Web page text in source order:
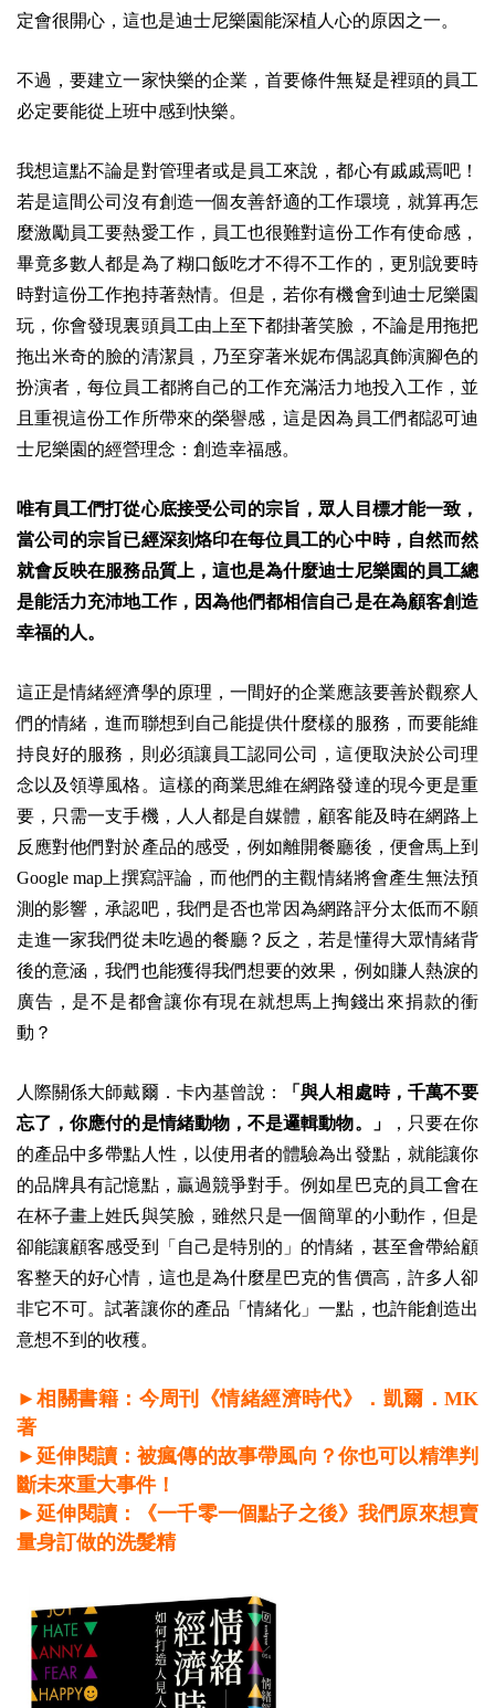
定會很開心，這也是迪士尼樂園能深植人心的原因之一。
不過，要建立一家快樂的企業，首要條件無疑是裡頭的員工
必定要能從上班中感到快樂。
我想這點不論是對管理者或是員工來說，都心有戚戚焉吧！
若是這間公司沒有創造一個友善舒適的工作環境，就算再怎
麼激勵員工要熱愛工作，員工也很難對這份工作有使命感，
畢竟多數人都是為了糊口飯吃才不得不工作的，更別說要時
時對這份工作抱持著熱情。但是，若你有機會到迪士尼樂園
玩，你會發現裏頭員工由上至下都掛著笑臉，不論是用拖把
拖出米奇的臉的清潔員，乃至穿著米妮布偶認真飾演腳色的
扮演者，每位員工都將自己的工作充滿活力地投入工作，並
且重視這份工作所帶來的榮譽感，這是因為員工們都認可迪
士尼樂園的經營理念：創造幸福感。
唯有員工們打從心底接受公司的宗旨，眾人目標才能一致，
當公司的宗旨已經深刻烙印在每位員工的心中時，自然而然
就會反映在服務品質上，這也是為什麼迪士尼樂園的員工總
是能活力充沛地工作，因為他們都相信自己是在為顧客創造
幸福的人。
這正是情緒經濟學的原理，一間好的企業應該要善於觀察人
們的情緒，進而聯想到自己能提供什麼樣的服務，而要能維
持良好的服務，則必須讓員工認同公司，這便取決於公司理
念以及領導風格。這樣的商業思維在網路發達的現今更是重
要，只需一支手機，人人都是自媒體，顧客能及時在網路上
反應對他們對於產品的感受，例如離開餐廳後，便會馬上到
Google map上撰寫評論，而他們的主觀情緒將會產生無法預
測的影響，承認吧，我們是否也常因為網路評分太低而不願
走進一家我們從未吃過的餐廳？反之，若是懂得大眾情緒背
後的意涵，我們也能獲得我們想要的效果，例如賺人熱淚的
廣告，是不是都會讓你有現在就想馬上掏錢出來捐款的衝
動？
人際關係大師戴爾．卡內基曾說：
「與人相處時，千萬不要
忘了，你應付的是情緒動物，不是邏輯動物。」
，只要在你
的產品中多帶點人性，以使用者的體驗為出發點，就能讓你
的品牌具有記憶點，贏過競爭對手。例如星巴克的員工會在
在杯子畫上姓氏與笑臉，雖然只是一個簡單的小動作，但是
卻能讓顧客感受到「自己是特別的」的情緒，甚至會帶給顧
客整天的好心情，這也是為什麼星巴克的售價高，許多人卻
非它不可。試著讓你的產品「情緒化」一點，也許能創造出
意想不到的收穫。
►相關書籍：今周刊《情緒經濟時代》．凱爾．MK
著
►延伸閱讀：被瘋傳的故事帶風向？你也可以精準判
斷未來重大事件！
►延伸閱讀：《一千零一個點子之後》我們原來想賣
量身訂做的洗髮精